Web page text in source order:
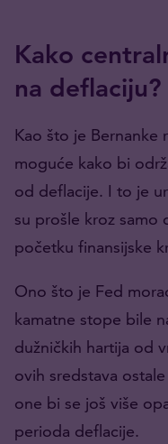
Kako
na deflaciju?
Kao što je Bernanke
moguće kako bi
od deflacije. I to je
su prošle kroz samo
početku finansijske
Ono što je Fed
kamatne stope bile
dužničkih hartija od
ovih sredstava
one bi se još više
perioda deflacije.